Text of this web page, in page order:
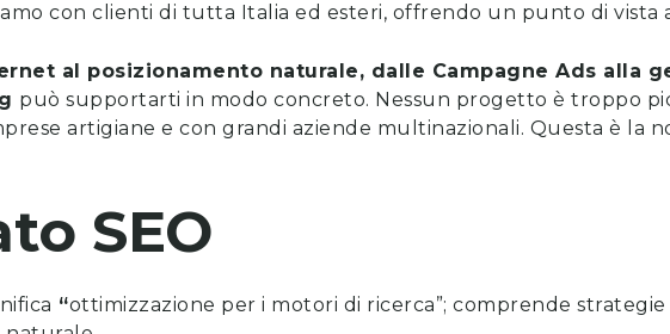
con clienti di tutta Italia ed esteri, offrendo un punto di vista
al posizionamento naturale, dalle Campagne Ads alla
può supportarti in modo concreto. Nessun progetto è troppo
artigiane e con grandi aziende multinazionali. Questa è la
SEO
“ottimizzazione per i motori di ricerca”; comprende